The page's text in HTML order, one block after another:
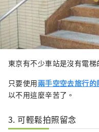
東京有不少車站是沒有電
只要使用兩手空空去旅行
以不用這麼辛苦了。
3. 可輕鬆拍照留念